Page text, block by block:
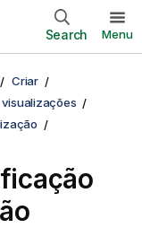
Search Menu
Criar